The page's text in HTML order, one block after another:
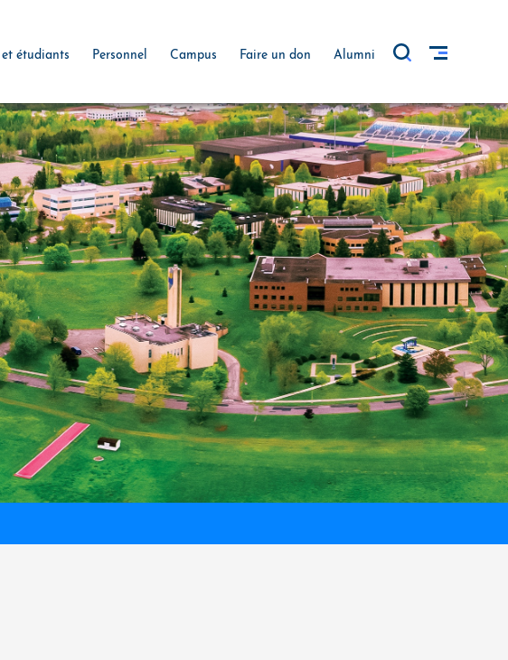
étudiants Personnel Campus Faire un don Alumni